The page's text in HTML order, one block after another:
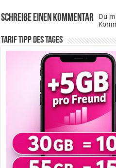
Schreibe einen Kommentar Du
Tarif Tipp des Tages